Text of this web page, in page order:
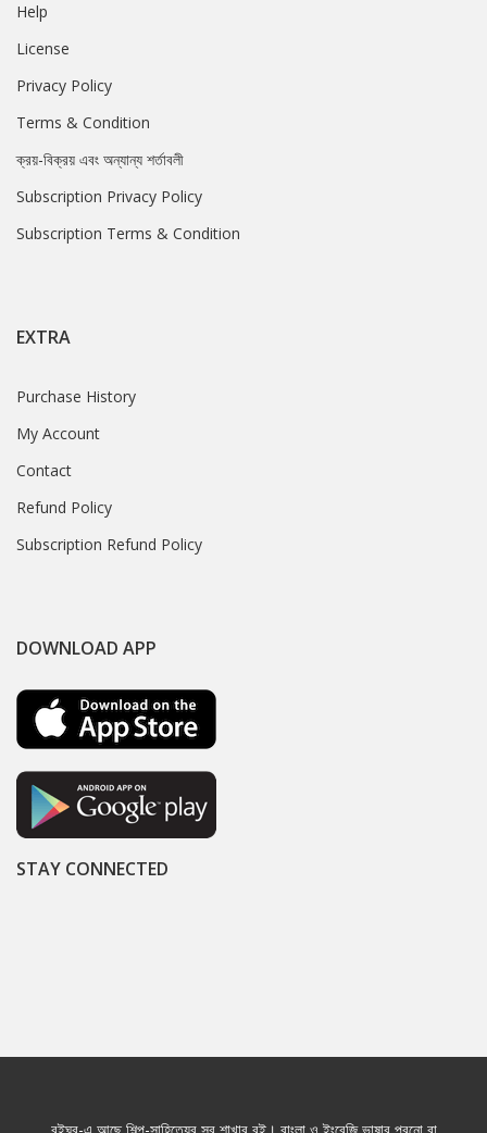
Help
License
Privacy Policy
Terms & Condition
ক্রয়-বিক্রয় এবং অন্যান্য শর্তাবলী
Subscription Privacy Policy
Subscription Terms & Condition
EXTRA
Purchase History
My Account
Contact
Refund Policy
Subscription Refund Policy
DOWNLOAD APP
STAY CONNECTED